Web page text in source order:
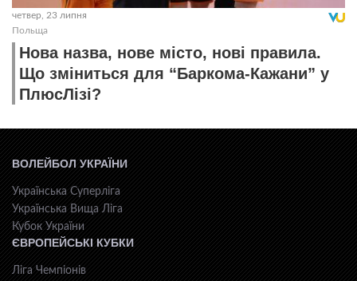
четвер, 23 липня
Польща
Нова назва, нове місто, нові правила.
Що зміниться для “Баркома-Кажани” у
ПлюсЛізі?
ВОЛЕЙБОЛ УКРАЇНИ
Українська Суперліга
Українська Вища Ліга
Кубок України
ЄВРОПЕЙСЬКІ КУБКИ
Ліга Чемпіонів